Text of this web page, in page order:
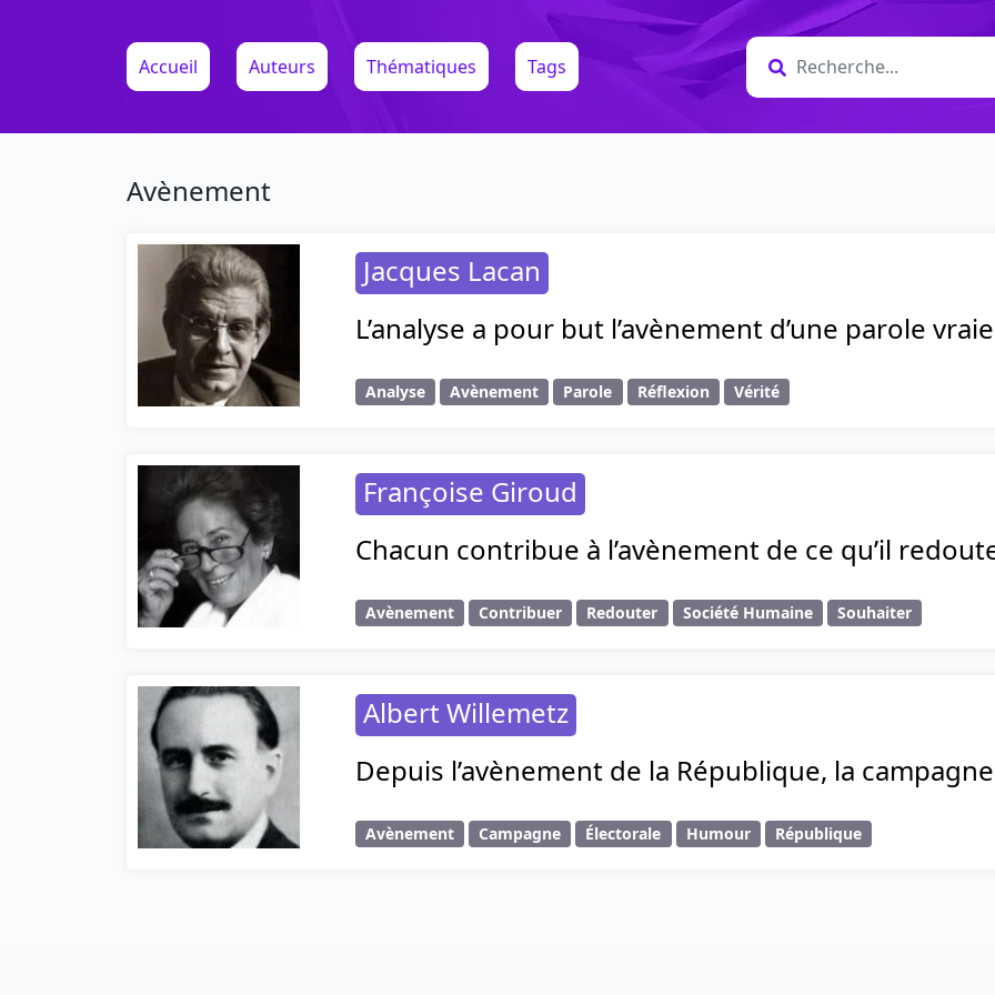
Accueil Auteurs Thématiques Tags
Avènement
Jacques Lacan
L’analyse a pour but l’avènement d’une parole
Analyse Avènement Parole Réflexion Vérité
Françoise Giroud
Chacun contribue à l’avènement de ce qu’il
Avènement Contribuer Redouter Société Humaine Souhaiter
Albert Willemetz
Depuis l’avènement de la République, la
Avènement Campagne Électorale Humour République